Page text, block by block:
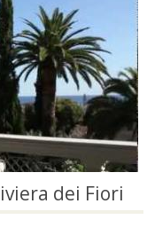
dei Fiori